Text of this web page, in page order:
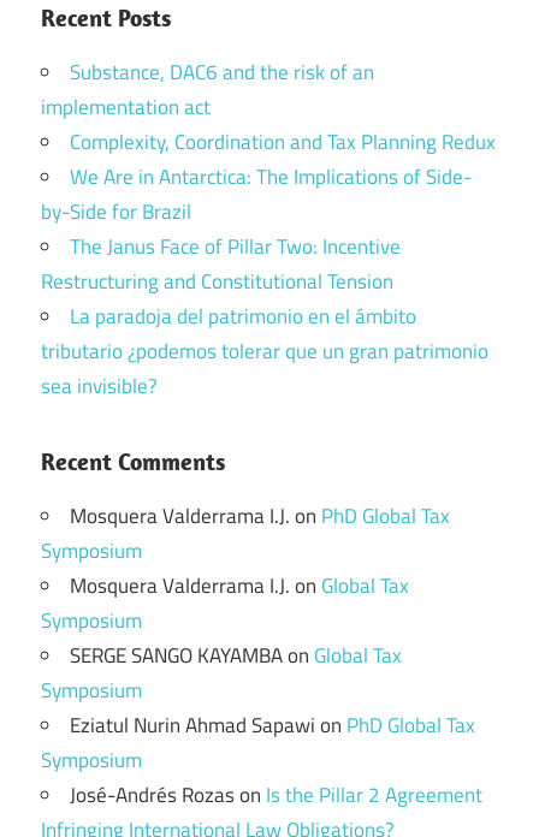
Recent Posts
Substance, DAC6 and the risk of an
implementation act
Complexity, Coordination and Tax Planning Redux
We Are in Antarctica: The Implications of Side-
by-Side for Brazil
The Janus Face of Pillar Two: Incentive
Restructuring and Constitutional Tension
La paradoja del patrimonio en el ámbito
tributario ¿podemos tolerar que un gran patrimonio
sea invisible?
Recent Comments
Mosquera Valderrama I.J.on PhD Global Tax
Symposium
Mosquera Valderrama I.J.on Global Tax
Symposium
SERGE SANGO KAYAMBAon Global Tax
Symposium
Eziatul Nurin Ahmad Sapawion PhD Global Tax
Symposium
José-Andrés Rozason Is the Pillar 2 Agreement
Infringing International Law Obligations?